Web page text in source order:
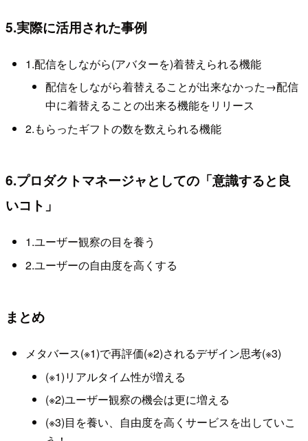
5.実際に活用された事例
1.配信をしながら(アバターを)着替えられる機能
配信をしながら着替えることが出来なかった→配信
中に着替えることの出来る機能をリリース
2.もらったギフトの数を数えられる機能
6.プロダクトマネージャとしての「意識すると良
いコト」
1.ユーザー観察の目を養う
2.ユーザーの自由度を高くする
まとめ
メタバース(※1)で再評価(※2)されるデザイン思考(※3)
(※1)リアルタイム性が増える
(※2)ユーザー観察の機会は更に増える
(※3)目を養い、自由度を高くサービスを出していこ